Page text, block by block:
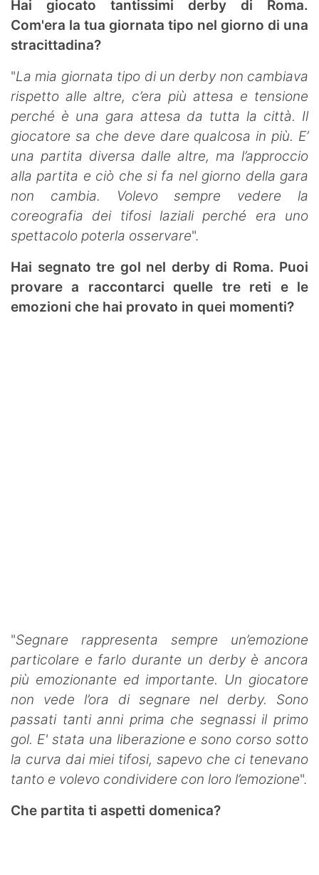
Hai giocato tantissimi derby di Roma.
Com'era la tua giornata tipo nel giorno di una
stracittadina?
"La mia giornata tipo di un derby non cambiava
rispetto alle altre, c’era più attesa e tensione
perché è una gara attesa da tutta la città. Il
giocatore sa che deve dare qualcosa in più. E’
una partita diversa dalle altre, ma l’approccio
alla partita e ciò che si fa nel giorno della gara
non cambia. Volevo sempre vedere la
coreografia dei tifosi laziali perché era uno
spettacolo poterla osservare".
Hai segnato tre gol nel derby di Roma. Puoi
provare a raccontarci quelle tre reti e le
emozioni che hai provato in quei momenti?
"Segnare rappresenta sempre un’emozione
particolare e farlo durante un derby è ancora
più emozionante ed importante. Un giocatore
non vede l’ora di segnare nel derby. Sono
passati tanti anni prima che segnassi il primo
gol. E' stata una liberazione e sono corso sotto
la curva dai miei tifosi, sapevo che ci tenevano
tanto e volevo condividere con loro l’emozione".
Che partita ti aspetti domenica?